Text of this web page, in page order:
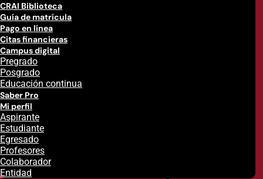
CRAI Biblioteca
Guía de matrícula
Pago en línea
Citas financieras
Campus digital
Pregrado
Posgrado
Educación continua
Saber Pro
Mi perfil
Aspirante
Estudiante
Egresado
Profesores
Colaborador
Entidad